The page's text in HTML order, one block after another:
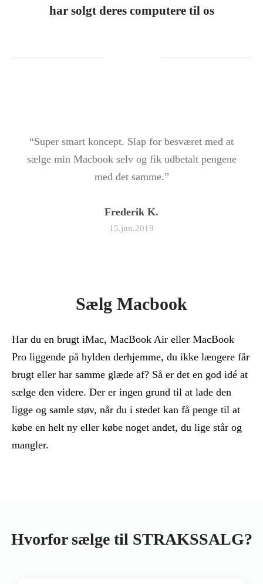
har solgt deres computere til os
“Super smart koncept. Slap for besværet med at
sælge min Macbook selv og fik udbetalt pengene
med det samme.”
Frederik K.
15.jun.2019
Sælg Macbook
Har du en brugt iMac, MacBook Air eller MacBook
Pro liggende på hylden derhjemme, du ikke længere får
brugt eller har samme glæde af? Så er det en god idé at
sælge den videre. Der er ingen grund til at lade den
ligge og samle støv, når du i stedet kan få penge til at
købe en helt ny eller købe noget andet, du lige står og
mangler.
Hvorfor sælge til STRAKSSALG?